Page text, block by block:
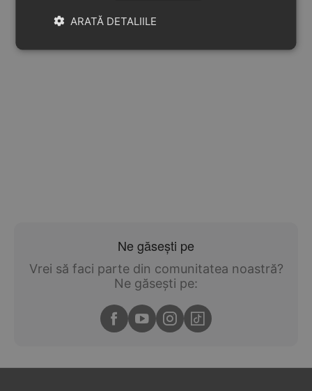
Ne găsești pe
Vrei să faci parte din comunitatea noastră?
Ne găsești pe:
ARATĂ DETALIILE